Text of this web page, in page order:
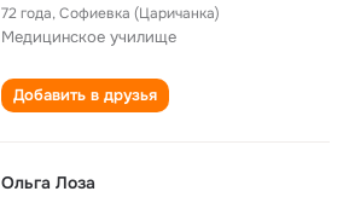
72 года,Софиевка (Царичанка)
Медицинское училище
Добавить в друзья
Ольга Лоза